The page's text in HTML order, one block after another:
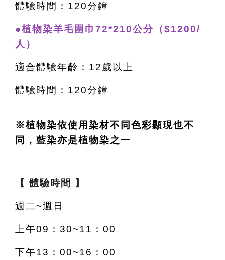
體驗時間：120分鐘
●植物染羊毛圍巾72*210公分（$1200/
人）
適合體驗年齡：12歲以上
體驗時間：120分鐘
※植物染依使用染材不同色彩顯現也不
同，藍染亦是植物染之一
【 體驗時間 】
週二~週日
上午09：30~11：00
下午13：00~16：00